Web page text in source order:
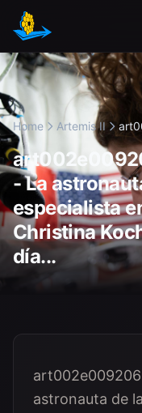
Skip to main content
Home Artemis II
- La
especialista
Christina
día...
astronauta de